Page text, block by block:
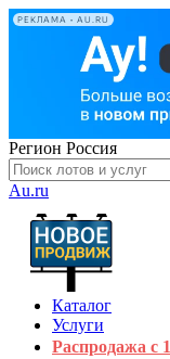
РЕКЛАМА • AU.RU
Регион Россия
Au.ru
Каталог
Услуги
Распродажа с 1